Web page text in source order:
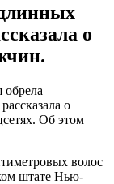
о
обрела
о
Об этом
волос
штате Нью-